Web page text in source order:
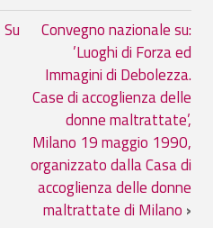
del book per
Su
Convegno nazionale su:
’Luoghi di Forza ed
Immagini di Debolezza.
Case di accoglienza delle
donne maltrattate’,
Milano 19 maggio 1990,
organizzato dalla Casa di
accoglienza delle donne
maltrattate di Milano ›